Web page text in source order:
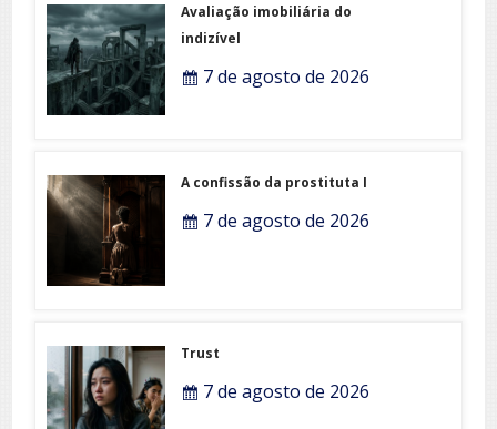
Avaliação imobiliária do
indizível
7 de agosto de 2026
A confissão da prostituta I
7 de agosto de 2026
Trust
7 de agosto de 2026